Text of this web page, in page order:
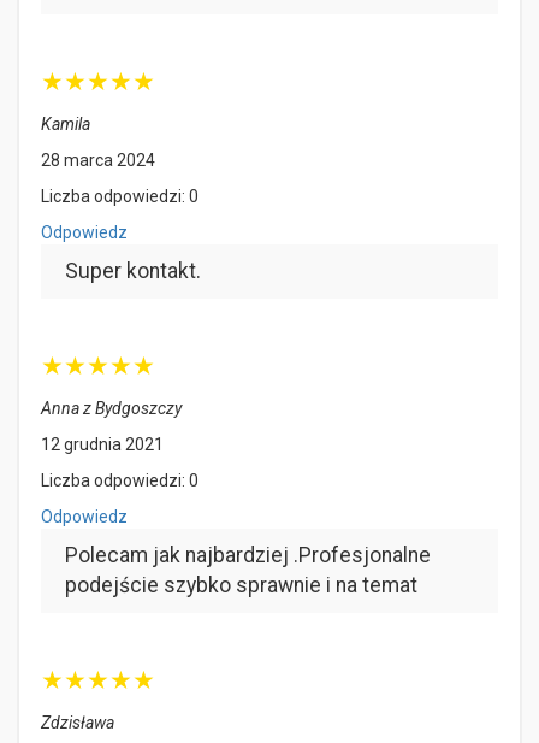
★★★★★
Kamila
28 marca 2024
Liczba odpowiedzi: 0
Odpowiedz
Super kontakt.
★★★★★
Anna z Bydgoszczy
12 grudnia 2021
Liczba odpowiedzi: 0
Odpowiedz
Polecam jak najbardziej .Profesjonalne
podejście szybko sprawnie i na temat
★★★★★
Zdzisława